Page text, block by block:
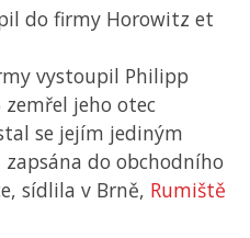
do firmy Horowitz et
vystoupil Philipp
jeho otec
se jejím jediným
do obchodního
sídlila v Brně, Rumiště